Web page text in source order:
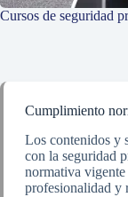
Cursos de seguridad
Cumplimiento
Los contenidos y
con la seguridad
normativa
profesionalidad y